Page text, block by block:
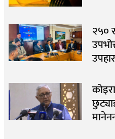
२५०
उपहार